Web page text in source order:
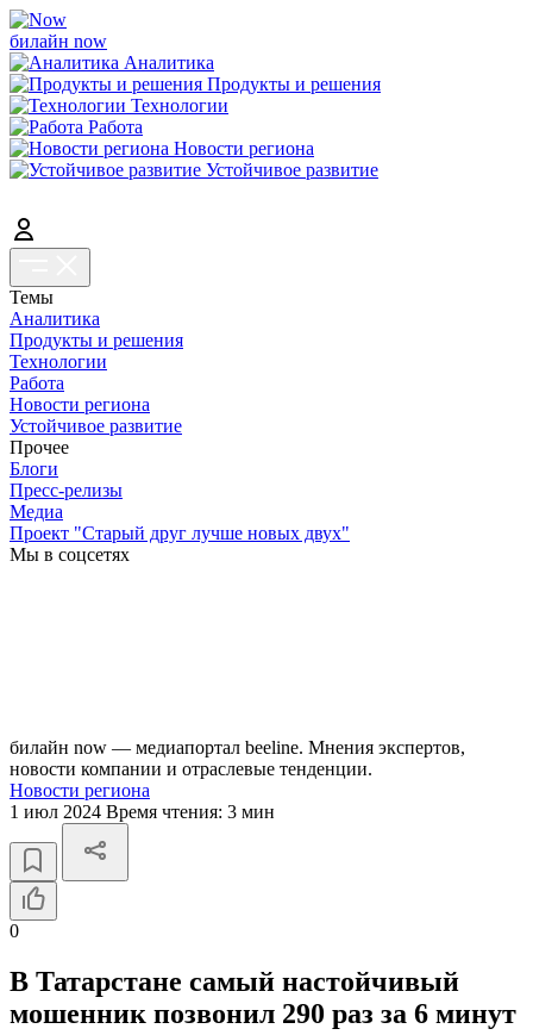
билайн now
Аналитика
Продукты и решения
Технологии
Работа
Новости региона
Устойчивое развитие
Темы
Аналитика
Продукты и решения
Технологии
Работа
Новости региона
Устойчивое развитие
Прочее
Блоги
Пресс-релизы
Медиа
Проект "Старый друг лучше новых двух"
Мы в соцсетях
билайн now — медиапортал beeline. Мнения экспертов,
новости компании и отраслевые тенденции.
Новости региона
1 июл 2024 Время чтения: 3 мин
0
В Татарстане самый настойчивый
мошенник позвонил 290 раз за 6 минут